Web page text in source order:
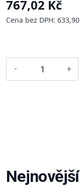
767,02 Kč
Cena bez DPH: 633,90
- +